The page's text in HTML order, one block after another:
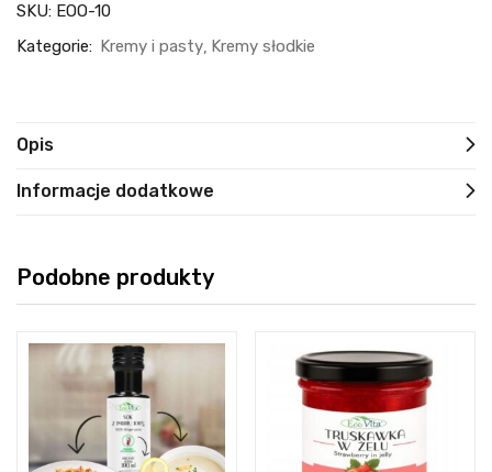
SKU: EOO-10
Kategorie: Kremy i pasty Kremy słodkie
Opis
Informacje dodatkowe
Podobne produkty